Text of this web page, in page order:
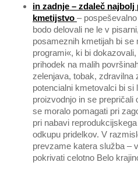
in zadnje – zdaleč
kmetijstvo –
bodo delovali ne le v
posameznih kmetijah bi se
programi«, ki bi
prihodek na malih
zelenjava, tobak,
potencialni kmetovalci bi si
proizvodnjo in se prepričali
se moralo pomagati pri
pri nabavi
odkupu pridelkov. V
prevzame katera služba –
pokrivati celotno Belo